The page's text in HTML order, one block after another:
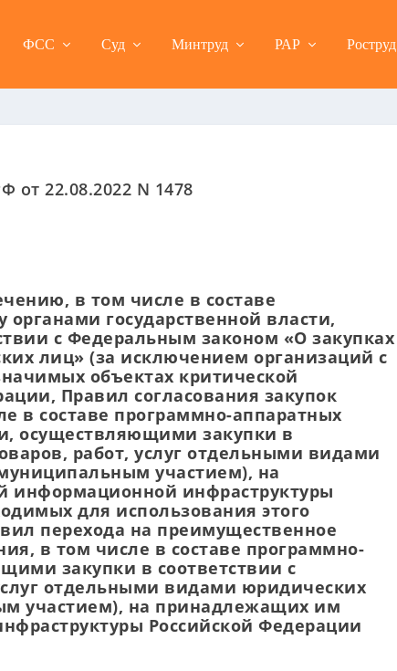
ФСС Суд Минтруд РАР Роструд
от 22.08.2022 N 1478
в том числе в составе
государственной власти,
с Федеральным законом «О закупках
лиц» (за исключением организаций с
объектах критической
Правил согласования закупок
в составе программно-аппаратных
осуществляющими закупки в
работ, услуг отдельными видами
участием), на
информационной инфраструктуры
для использования этого
перехода на преимущественное
в том числе в составе программно-
закупки в соответствии с
отдельными видами юридических
участием), на принадлежащих им
Российской Федерации